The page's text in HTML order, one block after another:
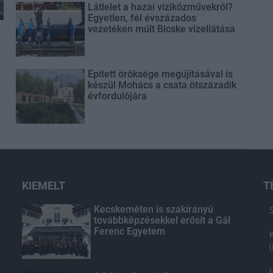
Látlelet a hazai víziközművekről?
Egyetlen, fél évszázados
vezetéken múlt Bicske vízellátása
Épített öröksége megújításával is
készül Mohács a csata ötszázadik
évfordulójára
KIEMELT
Kecskeméten is szakirányú
továbbképzésekkel erősít a Gál
Ferenc Egyetem